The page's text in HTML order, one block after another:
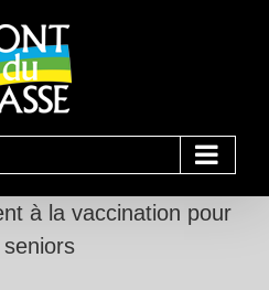
à la vaccination pour
seniors